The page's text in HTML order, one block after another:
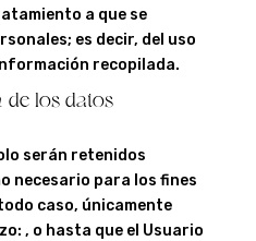
a que se
es decir, del uso
recopilada.
de los datos
serán retenidos
necesario para los fines
caso, únicamente
, o hasta que el Usuario